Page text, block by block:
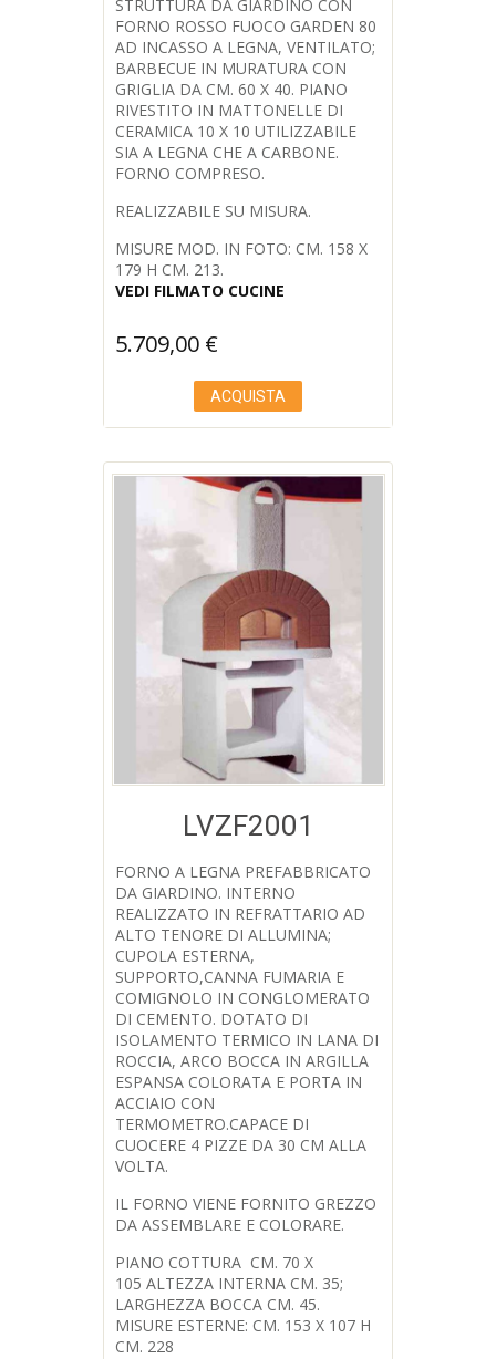
STRUTTURA DA GIARDINO CON
FORNO ROSSO FUOCO GARDEN 80
AD INCASSO A LEGNA, VENTILATO;
BARBECUE IN MURATURA CON
GRIGLIA DA CM. 60 X 40. PIANO
RIVESTITO IN MATTONELLE DI
CERAMICA 10 X 10 UTILIZZABILE
SIA A LEGNA CHE A CARBONE.
FORNO COMPRESO.
REALIZZABILE SU MISURA.
MISURE MOD. IN FOTO: CM. 158 X
179 H CM. 213.
VEDI FILMATO CUCINE
5.709,00 €
ACQUISTA
LVZF2001
FORNO A LEGNA PREFABBRICATO
DA GIARDINO. INTERNO
REALIZZATO IN REFRATTARIO AD
ALTO TENORE DI ALLUMINA;
CUPOLA ESTERNA,
SUPPORTO,CANNA FUMARIA E
COMIGNOLO IN CONGLOMERATO
DI CEMENTO. DOTATO DI
ISOLAMENTO TERMICO IN LANA DI
ROCCIA, ARCO BOCCA IN ARGILLA
ESPANSA COLORATA E PORTA IN
ACCIAIO CON
TERMOMETRO.CAPACE DI
CUOCERE 4 PIZZE DA 30 CM ALLA
VOLTA.
IL FORNO VIENE FORNITO GREZZO
DA ASSEMBLARE E COLORARE.
PIANO COTTURA CM. 70 X
105 ALTEZZA INTERNA CM. 35;
LARGHEZZA BOCCA CM. 45.
MISURE ESTERNE: CM. 153 X 107 H
CM. 228